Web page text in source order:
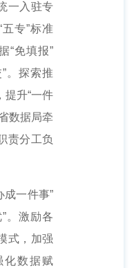
一入驻专
专”标准
“免填报”
。探索推
提升“一件
数据局牵
责分工负
一件事”
。激励各
式，加强
化数据赋